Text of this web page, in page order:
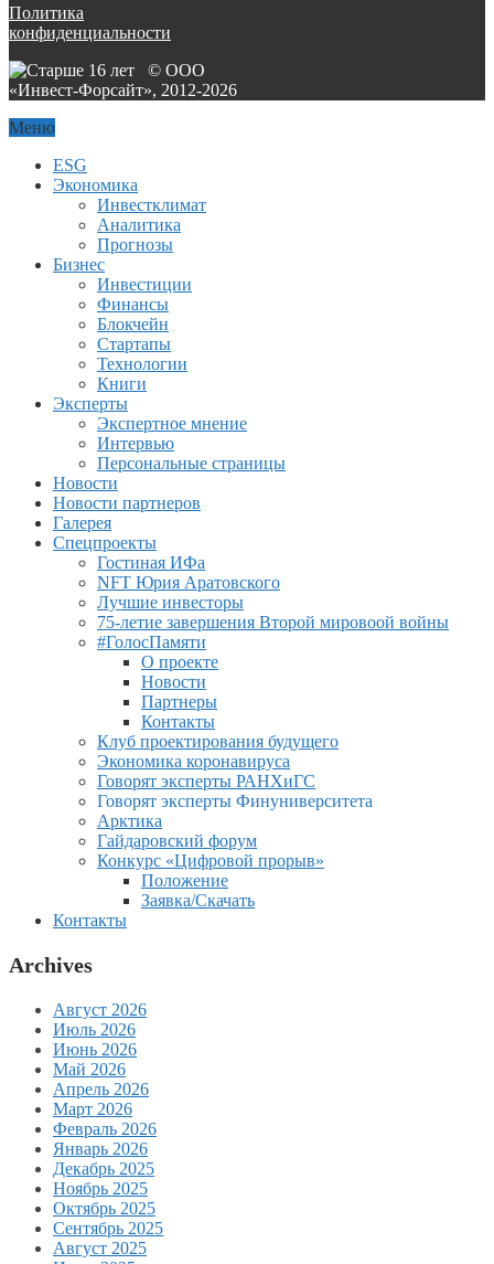
Политика
конфиденциальности
© ООО
«Инвест-Форсайт», 2012-2026
Меню
ESG
Экономика
Инвестклимат
Аналитика
Прогнозы
Бизнес
Инвестиции
Финансы
Блокчейн
Стартапы
Технологии
Книги
Эксперты
Экспертное мнение
Интервью
Персональные страницы
Новости
Новости партнеров
Галерея
Спецпроекты
Гостиная ИФа
NFT Юрия Аратовского
Лучшие инвесторы
75-летие завершения Второй мировоой войны
#ГолосПамяти
О проекте
Новости
Партнеры
Контакты
Клуб проектирования будущего
Экономика коронавируса
Говорят эксперты РАНХиГС
Говорят эксперты Финуниверситета
Арктика
Гайдаровский форум
Конкурс «Цифровой прорыв»
Положение
Заявка/Скачать
Контакты
Archives
Август 2026
Июль 2026
Июнь 2026
Май 2026
Апрель 2026
Март 2026
Февраль 2026
Январь 2026
Декабрь 2025
Ноябрь 2025
Октябрь 2025
Сентябрь 2025
Август 2025